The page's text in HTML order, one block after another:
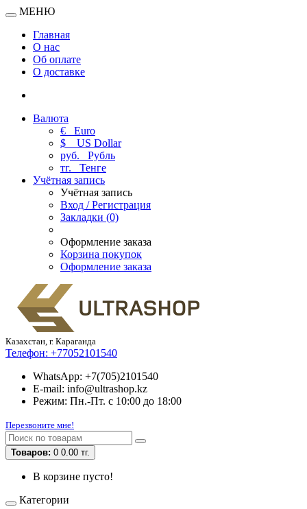
МЕНЮ
Главная
О нас
Об оплате
О доставке
Валюта
€ Euro
$
US Dollar
руб. Рубль
тг. Тенге
Учётная запись
Учётная запись
Вход / Регистрация
Закладки (0)
Оформление заказа
Корзина покупок
Оформление заказа
Казахстан, г. Караганда
Телефон: +77052101540
WhatsApp: +7(705)2101540
E-mail: info@ultrashop.kz
Режим: Пн.-Пт. с 10:00 до 18:00
Перезвоните мне!
Товаров: 0 0.00 тг.
В корзине пусто!
Категории